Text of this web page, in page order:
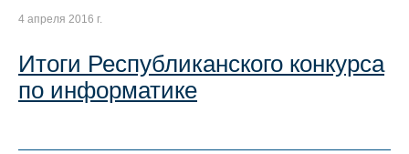
4 апреля 2016 г.
Итоги Республиканского конкурса
по информатике